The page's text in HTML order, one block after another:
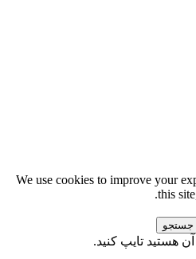
We use cookies to improve your
this
جستجو
هستید تایپ کنید.